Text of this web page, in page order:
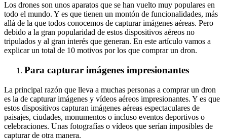
Los drones son unos aparatos que se han vuelto muy populares en
todo el mundo. Y es que tienen un montón de funcionalidades, más
allá de la que todos conocemos de capturar imágenes aéreas. Pero
debido a la gran popularidad de estos dispositivos aéreos no
tripulados y al gran interés que generan. En este artículo vamos a
explicar un total de 10 motivos por los que comprar un dron.
Para capturar imágenes impresionantes
La principal razón que lleva a muchas personas a comprar un dron
es la de capturar imágenes y vídeos aéreos impresionantes. Y es que
estos dispositivos capturan imágenes aéreas espectaculares de
paisajes, ciudades, monumentos o incluso eventos deportivos o
celebraciones. Unas fotografías o vídeos que serían imposibles de
capturar de otra manera.